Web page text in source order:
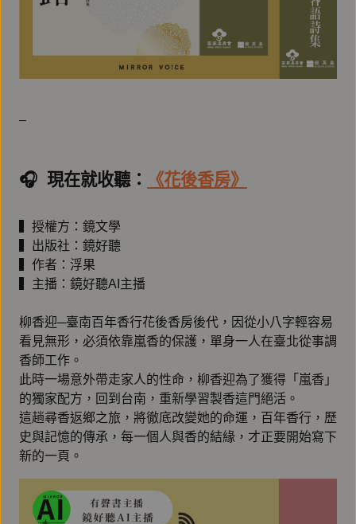
–
🎧️ 現在就收聽： 《花後香房》
▍授權方：鏡文學
▍出版社：鏡好聽
▍作者：浮果
▍主播：鏡好聽AI主播
柳香迎─臺南百年香行花後香房後代，因從小八字輕容易
看見無形，必須依靠嵐香的保護，單身一人在臺北從事調
香師工作。
此時一場意外帶走家人的性命，柳香迎為了獲得「嵐香」
的獨家配方，回到台南，重新學習製香這門絕活。
這趟尋香返鄉之旅，將徹底改變她的命運，百年香行，歷
史與記憶的傳承，每一個人與香的結緣，才正要開始寫下
新的一頁。